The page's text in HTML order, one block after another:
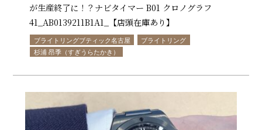
が生産終了に！？ナビタイマー B01 クロノグラフ
41_AB0139211B1A1_【店頭在庫あり】
ブライトリングブティック名古屋
ブライトリング
杉浦 昂季（すぎうらたかき）